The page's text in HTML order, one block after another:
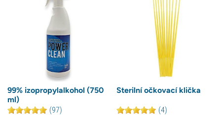
99% izopropylalkohol (750
ml)
(97)
Sterilní očkovací klička
(4)